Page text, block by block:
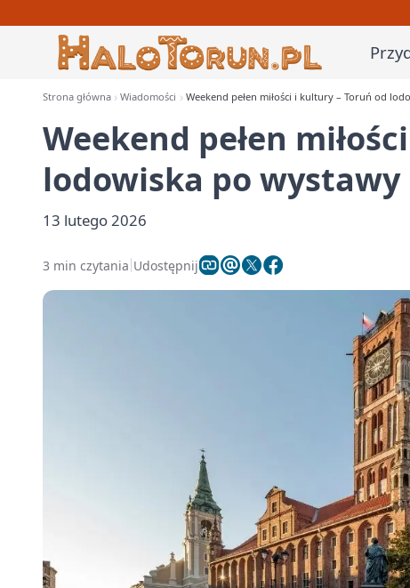
Strona główna Wiadomości Weekend pełen miłości i kultury – Toruń od
Weekend pełen
lodowiska po wystawy
13 lutego 2026
3 min czytania Udostępnij